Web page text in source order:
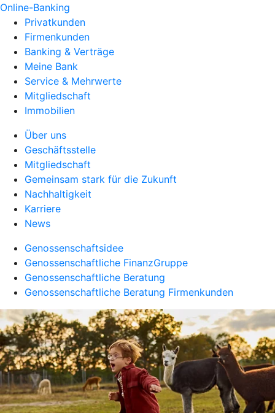
Online-Banking
Privatkunden
Firmenkunden
Banking & Verträge
Meine Bank
Service & Mehrwerte
Mitgliedschaft
Immobilien
Über uns
Geschäftsstelle
Mitgliedschaft
Gemeinsam stark für die Zukunft
Nachhaltigkeit
Karriere
News
Genossenschaftsidee
Genossenschaftliche FinanzGruppe
Genossenschaftliche Beratung
Genossenschaftliche Beratung Firmenkunden